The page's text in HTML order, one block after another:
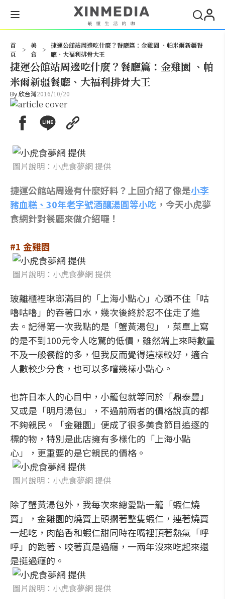
首
頁
>
美
食
>
捷運公館站周邊吃什麼？餐廳篇：金雞園 、帕米爾新疆餐
廳、大福利排骨大王
捷運公館站周邊吃什麼？餐廳篇：金雞園 、帕
米爾新疆餐廳、大福利排骨大王
By欣台灣2016/10/20
圖片說明：小虎食夢網 提供
捷運公館站周邊有什麼好料？上回介紹了像是小李
豬血糕、30年老字號酒釀湯圓等小吃 ，今天小虎夢
食網針對餐廳來做介紹囉！
#1 金雞園
圖片說明：小虎食夢網 提供
玻離櫃裡琳瑯滿目的「上海小點心」心頭不住「咕
嚕咕嚕」的吞著口水，幾次後終於忍不住走了進
去。記得第一次我點的是「蟹黃湯包」，菜單上寫
的是不到100元令人吃驚的低價，雖然端上來時數量
不及一般餐館的多，但我反而覺得這樣較好，適合
人數較少分食，也可以多嚐幾樣小點心。
也許日本人的心目中，小籠包就等同於「鼎泰豐」
又或是「明月湯包」，不過前兩者的價格說真的都
不夠親民。「金雞園」便成了很多美食節目追逐的
標的物，特別是此店擁有多樣化的「上海小點
心」，更重要的是它親民的價格。
圖片說明：小虎食夢網 提供
除了蟹黃湯包外，我每次來總愛點一籠「蝦仁燒
賣」，金雞園的燒賣上頭擱著整隻蝦仁，連著燒賣
一起吃，肉餡香和蝦仁甜同時在嘴裡頂著熱氣「呼
呼」的跑著、咬著真是過癮，一兩年沒來吃起來還
是挺過癮的。
圖片說明：小虎食夢網 提供